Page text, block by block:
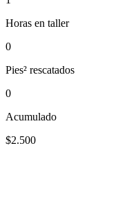
Horas en taller
0
Pies² rescatados
0
Acumulado
$2.500